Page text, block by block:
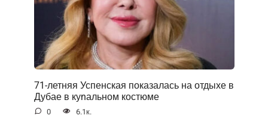
71-летняя Успенская показалась на отдыхе в
Дубае в куnальном костюме
0 6.1к.